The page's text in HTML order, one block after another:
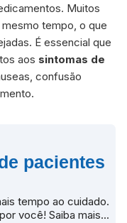
Muitos
tempo, o que
É essencial que
aos sintomas de
confusão
pacientes
tempo ao cuidado.
você! Saiba mais...